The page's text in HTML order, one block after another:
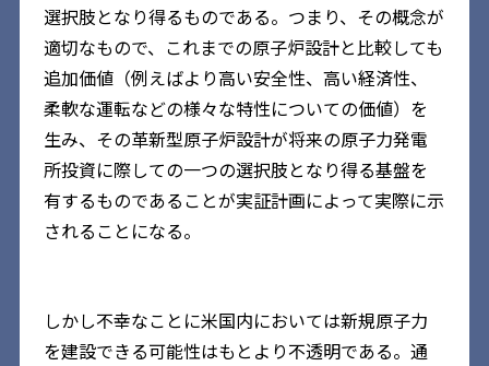
選択肢となり得るものである。つまり、その概念が
適切なもので、これまでの原子炉設計と比較しても
追加価値（例えばより高い安全性、高い経済性、
柔軟な運転などの様々な特性についての価値）を
生み、その革新型原子炉設計が将来の原子力発電
所投資に際しての一つの選択肢となり得る基盤を
有するものであることが実証計画によって実際に示
されることになる。
しかし不幸なことに米国内においては新規原子力
を建設できる可能性はもとより不透明である。通